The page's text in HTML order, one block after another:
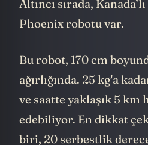
Altıncı sırada,
Bu robot, 170 cm
ağırlığında. 25 kg'a
ve saatte yaklaşık 5 km
edebiliyor. En dikkat